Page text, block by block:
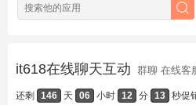
it618在线聊天互动 群聊 在线客
还剩 146 天 06 小时 12 分 13 秒促